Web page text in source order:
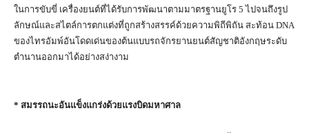
ในการขับขี่ เครื่องยนต์ที่ได้รับการพัฒนาตามมาตรฐานยูโร 5 ไปจนถึงรูป
ลักษณ์และสไตล์การตกแต่งที่ถูกสร้างสรรค์ด้วยความพิถีพิถัน สะท้อน DNA
ของไทรอัมพ์อันโดดเด่นของต้นแบบรถจักรยานยนต์สัญชาติอังกฤษระดับ
ตำนานออกมาได้อย่างสง่างาม
* สมรรถนะอันแข็งแกร่งด้วยแรงบิดมหาศาล